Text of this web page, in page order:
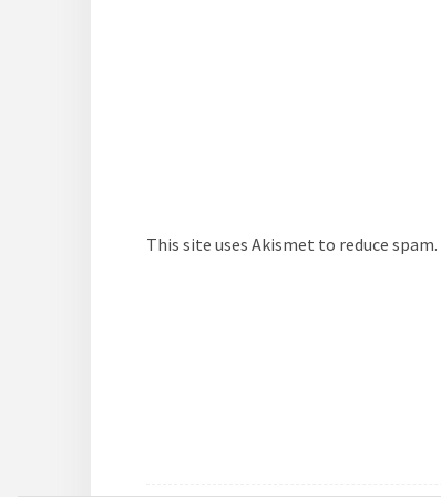
This site uses Akismet to reduce spam.